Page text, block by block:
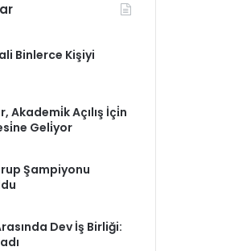
Binlerce Kişiyi
Akademi̇k Açılış İçi̇n
Geli̇yor
Şampiyonu
Dev İş Birliği: